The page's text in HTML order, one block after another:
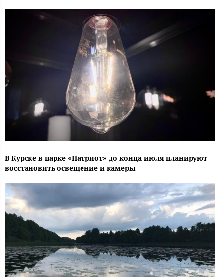
В Курске в парке «Патриот» до конца июля планируют
восстановить освещение и камеры